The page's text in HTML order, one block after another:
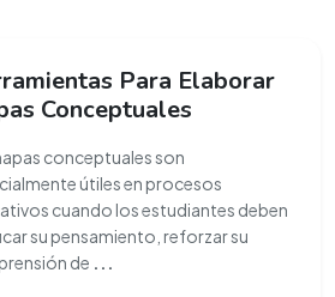
Para Elaborar
Conceptuales
conceptuales son
útiles en procesos
cuando los estudiantes deben
su pensamiento, reforzar su
de ...